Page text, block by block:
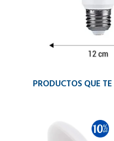
PRODUCTOS QUE